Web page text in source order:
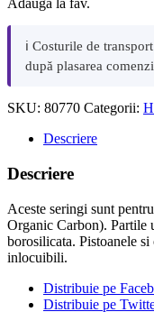
Adauga la fav.
ℹ️ Costurile de
după plasarea
SKU: 80770 Categorii:
Descriere
Descriere
Aceste seringi sunt
Organic Carbon). Partile
borosilicata. Pistoanele
inlocuibili.
Distribuie pe
Distribuie pe